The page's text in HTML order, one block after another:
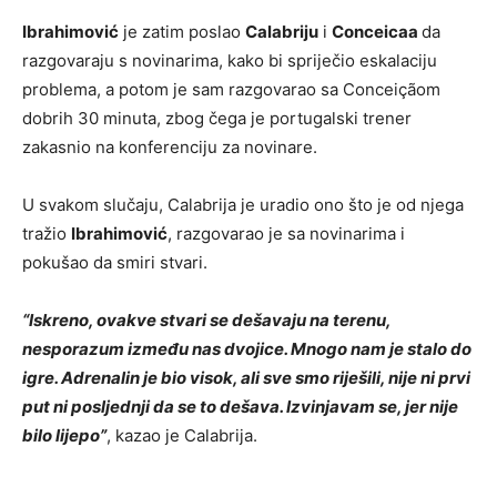
Ibrahimović je zatim poslao Calabriju i Conceicaa da
razgovaraju s novinarima, kako bi spriječio eskalaciju
problema, a potom je sam razgovarao sa Conceiçãom
dobrih 30 minuta, zbog čega je portugalski trener
zakasnio na konferenciju za novinare.
U svakom slučaju, Calabrija je uradio ono što je od njega
tražio Ibrahimović, razgovarao je sa novinarima i
pokušao da smiri stvari.
“Iskreno, ovakve stvari se dešavaju na terenu,
nesporazum između nas dvojice. Mnogo nam je stalo do
igre. Adrenalin je bio visok, ali sve smo riješili, nije ni prvi
put ni posljednji da se to dešava. Izvinjavam se, jer nije
bilo lijepo”, kazao je Calabrija.